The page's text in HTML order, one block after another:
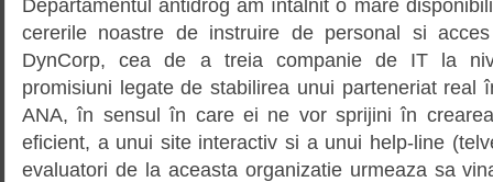
Departamentul antidrog am întâlnit o mare
cererile noastre de instruire de personal si
DynCorp, cea de a treia companie de IT la
promisiuni legate de stabilirea unui parteneriat real
ANA, în sensul în care ei ne vor sprijini în
eficient, a unui site interactiv si a unui help-line
evaluatori de la aceasta organizatie urmeaza sa